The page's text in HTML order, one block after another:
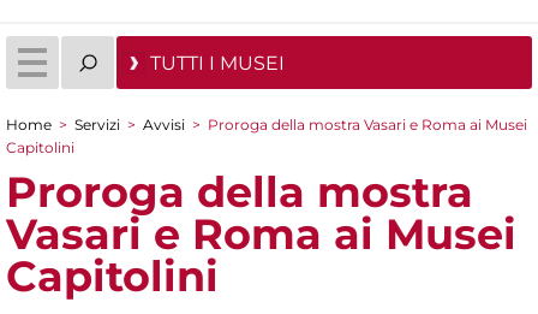
TUTTI I MUSEI
Tu sei qui
Home > Servizi > Avvisi > Proroga della mostra Vasari e Roma ai Musei
Capitolini
Proroga della mostra
Vasari e Roma ai Musei
Capitolini